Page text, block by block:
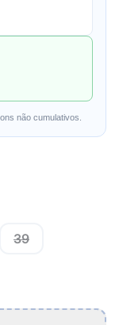
não cumulativos.
39